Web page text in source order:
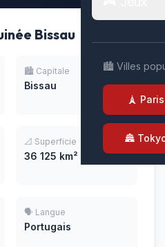
🏙️ Villes
🗼 Paris
🏯
Bissau
🏙️ Capitale
Bissau
📐 Superficie
36 125 km²
🗣️ Langue
Portugais